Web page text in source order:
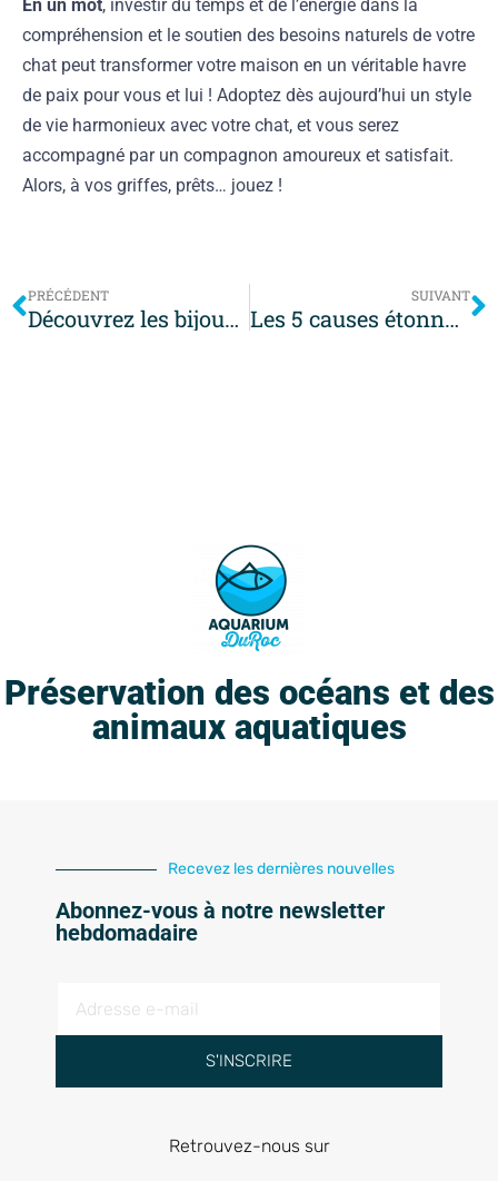
En un mot, investir du temps et de l’énergie dans la
compréhension et le soutien des besoins naturels de votre
chat peut transformer votre maison en un véritable havre
de paix pour vous et lui ! Adoptez dès aujourd’hui un style
de vie harmonieux avec votre chat, et vous serez
accompagné par un compagnon amoureux et satisfait.
Alors, à vos griffes, prêts… jouez !
PRÉCÉDENT
Découvrez les bijoux colorés : nouvelles espèces de poissons tropicaux étonnants
SUIVANT
Les 5 causes étonnantes de la perte de poils chez votre chat
Préservation des océans et des
animaux aquatiques
Recevez les dernières nouvelles
Abonnez-vous à notre newsletter
hebdomadaire
S'INSCRIRE
Retrouvez-nous sur